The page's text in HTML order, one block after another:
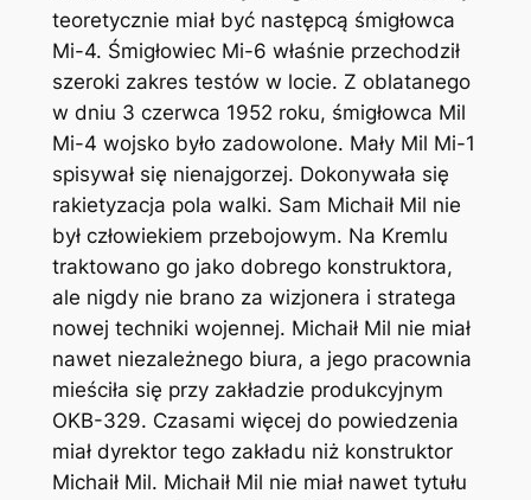
teoretycznie miał być następcą śmigłowca
Mi-4. Śmigłowiec Mi-6 właśnie przechodził
szeroki zakres testów w locie. Z oblatanego
w dniu 3 czerwca 1952 roku, śmigłowca Mil
Mi-4 wojsko było zadowolone. Mały Mil Mi-1
spisywał się nienajgorzej. Dokonywała się
rakietyzacja pola walki. Sam Michaił Mil nie
był człowiekiem przebojowym. Na Kremlu
traktowano go jako dobrego konstruktora,
ale nigdy nie brano za wizjonera i stratega
nowej techniki wojennej. Michaił Mil nie miał
nawet niezależnego biura, a jego pracownia
mieściła się przy zakładzie produkcyjnym
OKB-329. Czasami więcej do powiedzenia
miał dyrektor tego zakładu niż konstruktor
Michaił Mil. Michaił Mil nie miał nawet tytułu